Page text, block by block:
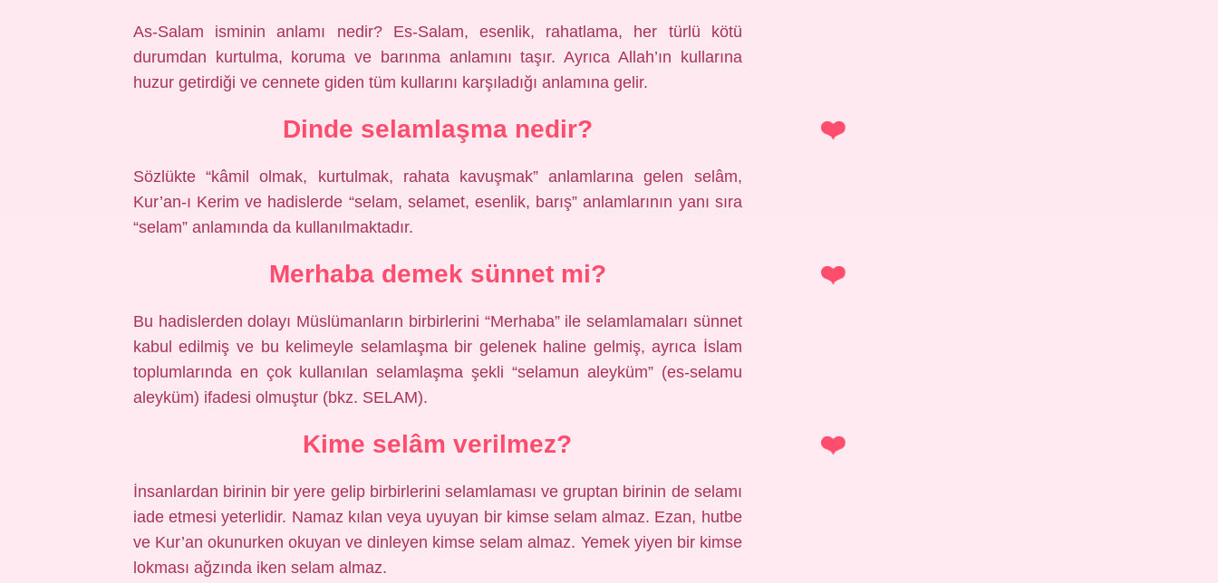
As-Salam isminin anlamı nedir? Es-Salam, esenlik, rahatlama, her türlü kötü
durumdan kurtulma, koruma ve barınma anlamını taşır. Ayrıca Allah’ın kullarına
huzur getirdiği ve cennete giden tüm kullarını karşıladığı anlamına gelir.
Dinde selamlaşma nedir?
Sözlükte “kâmil olmak, kurtulmak, rahata kavuşmak” anlamlarına gelen selâm,
Kur’an-ı Kerim ve hadislerde “selam, selamet, esenlik, barış” anlamlarının yanı sıra
“selam” anlamında da kullanılmaktadır.
Merhaba demek sünnet mi?
Bu hadislerden dolayı Müslümanların birbirlerini “Merhaba” ile selamlamaları sünnet
kabul edilmiş ve bu kelimeyle selamlaşma bir gelenek haline gelmiş, ayrıca İslam
toplumlarında en çok kullanılan selamlaşma şekli “selamun aleyküm” (es-selamu
aleyküm) ifadesi olmuştur (bkz. SELAM).
Kime selâm verilmez?
İnsanlardan birinin bir yere gelip birbirlerini selamlaması ve gruptan birinin de selamı
iade etmesi yeterlidir. Namaz kılan veya uyuyan bir kimse selam almaz. Ezan, hutbe
ve Kur’an okunurken okuyan ve dinleyen kimse selam almaz. Yemek yiyen bir kimse
lokması ağzında iken selam almaz.